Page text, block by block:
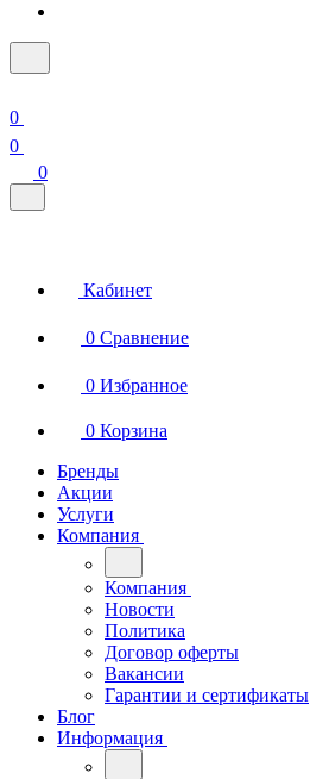
0
0
0
Кабинет
0 Сравнение
0 Избранное
0 Корзина
Бренды
Акции
Услуги
Компания
Компания
Новости
Политика
Договор оферты
Вакансии
Гарантии и сертификаты
Блог
Информация